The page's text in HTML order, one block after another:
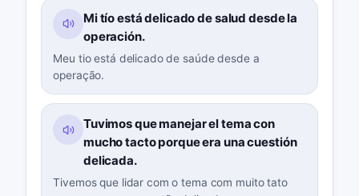
Mi tío está delicado de salud desde la
operación.
Meu tio está delicado de saúde desde a
operação.
Tuvimos que manejar el tema con
mucho tacto porque era una cuestión
delicada.
Tivemos que lidar com o tema com muito tato